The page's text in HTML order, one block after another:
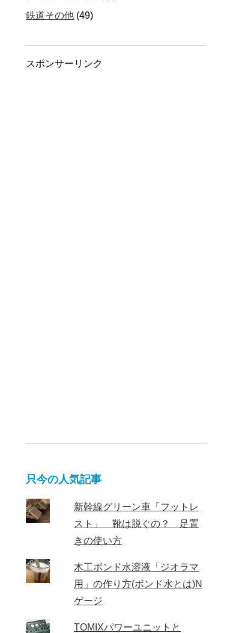
鉄道その他 (49)
スポンサーリンク
只今の人気記事
新幹線グリーン車「フットレ
スト」 靴は脱ぐの？ 足置
きの使い方
木工ボンド水溶液「ジオラマ
用」の作り方(ボンド水とは)N
ゲージ
TOMIXパワーユニットと